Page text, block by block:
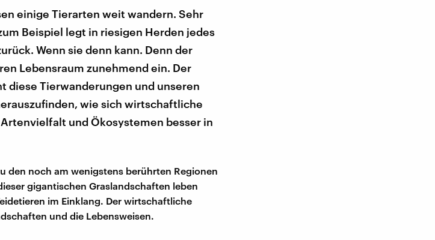
einige Tierarten weit wandern. Sehr
Beispiel legt in riesigen Herden jedes
Wenn sie denn kann. Denn der
Lebensraum zunehmend ein. Der
diese Tierwanderungen und unseren
wie sich wirtschaftliche
und Ökosystemen besser in
den noch am wenigstens berührten Regionen
gigantischen Graslandschaften leben
im Einklang. Der wirtschaftliche
und die Lebensweisen.